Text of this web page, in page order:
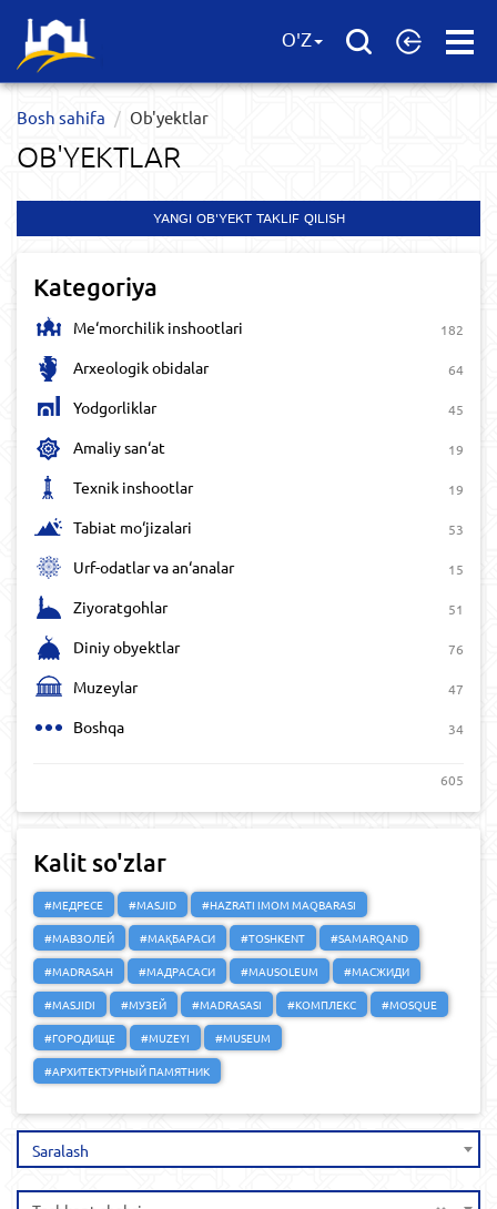
Open
O'Z
Bosh sahifa Ob'yektlar​
OB'YEKTLAR​
YANGI OB'YEKT TAKLIF QILISH
Kategoriya
Me‘morchilik inshootlari 182
Arxeologik obidalar 64
Yodgorliklar 45
Amaliy san‘at 19
Texnik inshootlar 19
Tabiat mo‘jizalari 53
Urf-odatlar va an‘analar 15
Ziyoratgohlar 51
Diniy obyektlar 76
Muzeylar 47
Boshqa 34
605
Kalit so'zlar
#МЕДРЕСЕ #MASJID
#HAZRATI IMOM MAQBARASI
#МАВЗОЛЕЙ
#МАҚБАРАСИ #TOSHKENT
#SAMARQAND
#MADRASAH
#МАДРАСАСИ #MAUSOLEUM
#МАСЖИДИ
#MASJIDI
#МУЗЕЙ #MADRASASI #КОМПЛЕКС
#MOSQUE
#ГОРОДИЩЕ
#MUZEYI
#MUSEUM
#АРХИТЕКТУРНЫЙ ПАМЯТНИК
Saralash